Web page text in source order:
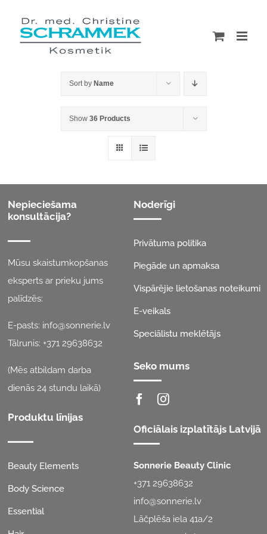
content
Sort by Name
Show 36 Products
Nepieciešama
konsultācija?
Mūsu skaistumkopšanas
eksperts ar prieku jums
palīdzēs:
E-pasts: info@sonnerie.lv
Tālrunis:+371 29638632
(Mēs atbildam darba
dienās 24 stundu laikā)
Produktu līnijas
Beauty Elements
Body Science
Essential
Noderīgi
Privātuma politika
Piegāde un apmaksa
Vispārējie lietošanas noteikumi
E-veikals
Speciālistu meklētājs
Seko mums
Oficiālais izplatītājs Latvijā
Sonnerie Beauty Clinic
+371 29638632
info@sonnerie.lv
Lāčplēša iela 41a/2